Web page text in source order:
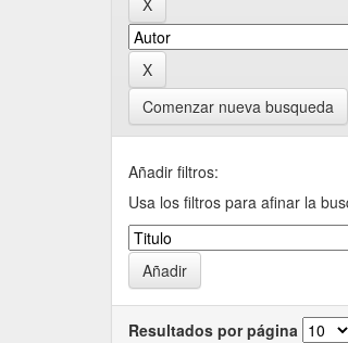
Comenzar nueva busqueda
Añadir filtros:
Usa los filtros para afinar la
Resultados por página